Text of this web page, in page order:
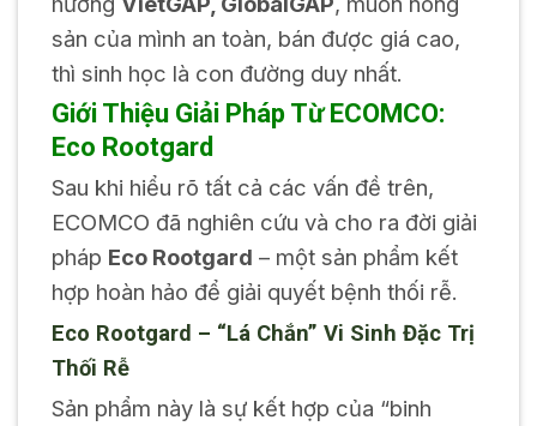
sản của mình an toàn, bán được giá cao,
thì sinh học là con đường duy nhất.
Giới Thiệu Giải Pháp Từ ECOMCO:
Eco Rootgard
Sau khi hiểu rõ tất cả các vấn đề trên,
ECOMCO đã nghiên cứu và cho ra đời giải
pháp Eco Rootgard – một sản phẩm kết
hợp hoàn hảo để giải quyết bệnh thối rễ.
Eco Rootgard – “Lá Chắn” Vi Sinh Đặc Trị
Thối Rễ
Sản phẩm này là sự kết hợp của “binh